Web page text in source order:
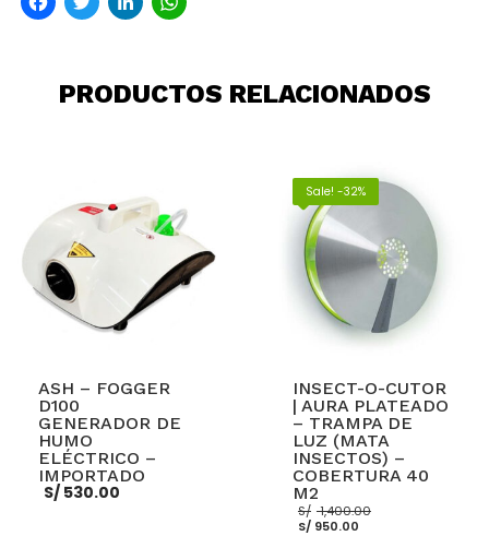
PRODUCTOS RELACIONADOS
ASH – FOGGER
D100
GENERADOR DE
HUMO
ELÉCTRICO –
IMPORTADO
S/ 530.00
Sale! -32%
INSECT-O-CUTOR
| AURA PLATEADO
– TRAMPA DE
LUZ (MATA
INSECTOS) –
COBERTURA 40
M2
S/ 1,400.00
S/950.00